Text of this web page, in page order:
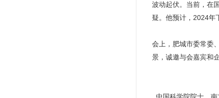
波动起伏。当前，在
疑。他预计，2024年
会上，肥城市委常委
景，诚邀与会嘉宾和